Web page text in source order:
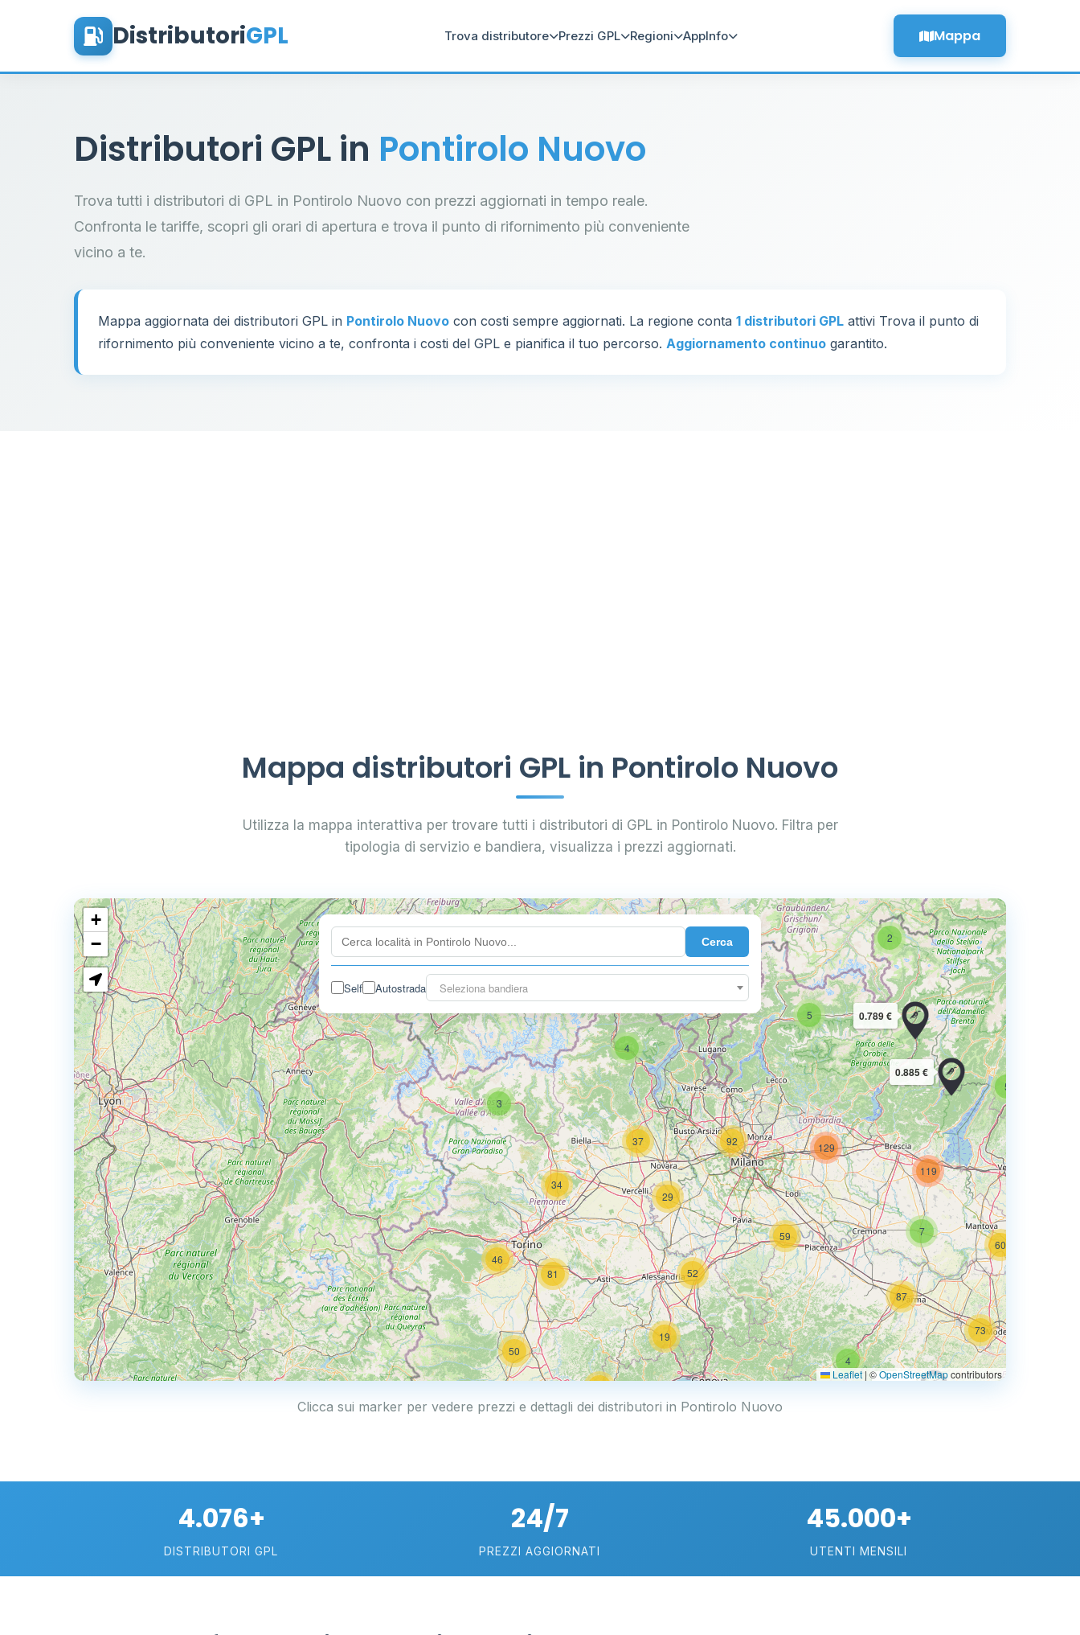
DistributoriGPL Trova distributore Prezzi GPL Regioni AppInfo Mappa
Distributori GPL in Pontirolo Nuovo
Trova tutti i distributori di GPL in Pontirolo Nuovo con prezzi aggiornati in tempo reale.
Confronta le tariffe, scopri gli orari di apertura e trova il punto di rifornimento più conveniente
vicino a te.
Mappa aggiornata dei distributori GPL in Pontirolo Nuovo con costi sempre aggiornati. La regione conta 1 distributori GPL attivi Trova il punto di
rifornimento più conveniente vicino a te, confronta i costi del GPL e pianifica il tuo percorso. Aggiornamento continuo garantito.
Mappa distributori GPL in Pontirolo Nuovo
Utilizza la mappa interattiva per trovare tutti i distributori di GPL in Pontirolo Nuovo. Filtra per
tipologia di servizio e bandiera, visualizza i prezzi aggiornati.
Cerca
Self Autostrada Seleziona bandiera
34
3
37
2
46
50
29
19
52
81
5
4
87
4
5
92
59 7
129
119
60
73
21
0.885 €
0.789 €
0.769 €
+
−
Leaflet | ©OpenStreetMapcontributors
Clicca sui marker per vedere prezzi e dettagli dei distributori in Pontirolo Nuovo
4.076+
DISTRIBUTORI GPL
24/7
PREZZI AGGIORNATI
45.000+
UTENTI MENSILI